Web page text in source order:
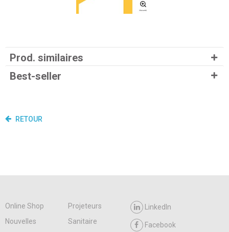
Prod. similaires
Best-seller
RETOUR
Online Shop
Projeteurs
Nouvelles
Sanitaire
LinkedIn
Facebook